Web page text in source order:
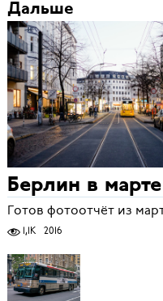
Дальше
Берлин в марте
Готов фотоотчёт из
1,1K 2016